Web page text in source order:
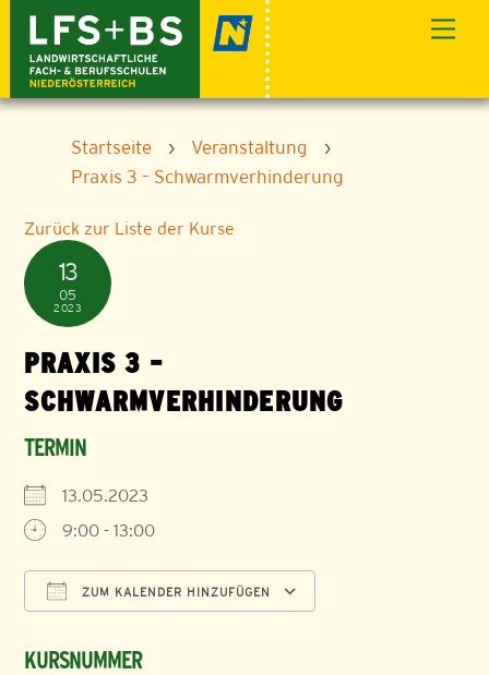
content
Startseite › Veranstaltung
›
Praxis 3 – Schwarmverhinderung
Zurück zur Liste der Kurse
13
05
2023
PRAXIS 3 –
SCHWARMVERHINDERUNG
TERMIN
13.05.2023
9:00 - 13:00
ZUM KALENDER HINZUFÜGEN
KURSNUMMER